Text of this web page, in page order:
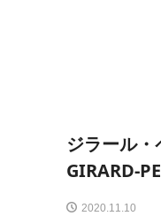
ジラール・
GIRARD-
2020.11.10